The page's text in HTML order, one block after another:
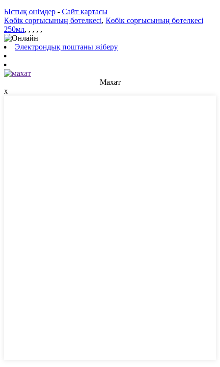
Ыстық өнімдер - Сайт картасы
Көбік сорғысының бөтелкесі, Көбік сорғысының бөтелкесі
250мл, , , , ,
Электрондық поштаны жіберу
Махат
x